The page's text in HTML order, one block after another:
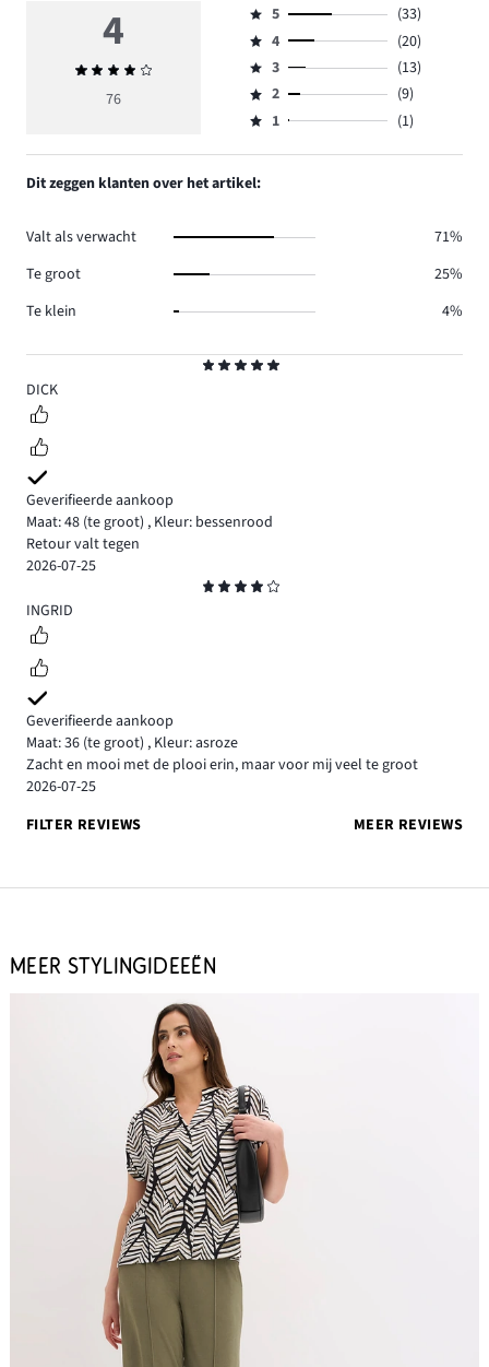
5
DICK
Geverifieerde aankoop
Maat: 48 (te groot) , Kleur: bessenrood
Retour valt tegen
2026-07-25
4
INGRID
Geverifieerde aankoop
Maat: 36 (te groot) , Kleur: asroze
Zacht en mooi met de plooi erin, maar voor mij veel te groot
2026-07-25
FILTER REVIEWS
MEER REVIEWS
4
Gemiddelde
beoordeling
76
Beoordeling
5,
aantal
reviews
33.
5
(33)
Beoordeling
4,
aantal
reviews
4
(20)
Beoordeling
3,
aantal
3
(13)
Beoordeling
2,
9.
2
(9)
Beoordeling
1,
aantal
reviews
1 (1)
Dit zeggen klanten over het artikel:
Valt als verwacht
71%
Te groot
25%
Te klein
4%
MEER STYLINGIDEEËN